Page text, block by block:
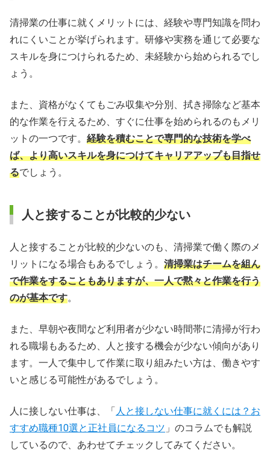
清掃業の仕事に就くメリットには、経験や専門知識を問わ
れにくいことが挙げられます。研修や実務を通じて必要な
スキルを身につけられるため、未経験から始められるでし
ょう。
また、資格がなくてもごみ収集や分別、拭き掃除など基本
的な作業を行えるため、すぐに仕事を始められるのもメリ
ットの一つです。 経験を積むことで専門的な技術を学べ
ば、より高いスキルを身につけてキャリアアップも目指せ
るでしょう。
人と接することが比較的少ない
人と接することが比較的少ないのも、清掃業で働く際のメ
リットになる場合もあるでしょう。 清掃業はチームを組ん
で作業をすることもありますが、一人で黙々と作業を行う
のが基本です。
また、早朝や夜間など利用者が少ない時間帯に清掃が行わ
れる職場もあるため、人と接する機会が少ない傾向があり
ます。一人で集中して作業に取り組みたい方は、働きやす
いと感じる可能性があるでしょう。
人に接しない仕事は、「 人と接しない仕事に就くには？お
すすめ職種10選と正社員になるコツ 」のコラムでも解説
しているので、あわせてチェックしてみてください。